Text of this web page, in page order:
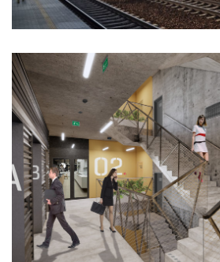
main point pankrác